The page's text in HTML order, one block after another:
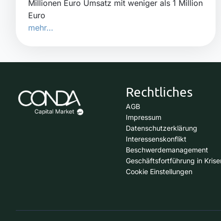
Millionen Euro Umsatz mit weniger als 1 Million
Euro
mehr…
Rechtliches
AGB
Impressum
Datenschutzerklärung
Interessenskonflikt
Beschwerdemanagement
Geschäftsfortführung in
Cookie Einstellungen